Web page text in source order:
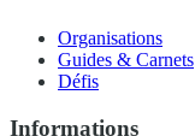
Organisations
Guides & Carnets
Défis
Informations